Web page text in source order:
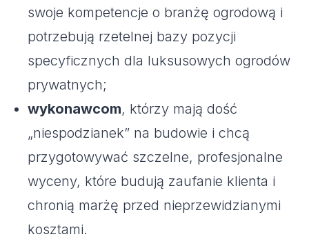
swoje kompetencje o branżę ogrodową i
potrzebują rzetelnej bazy pozycji
specyficznych dla luksusowych ogrodów
prywatnych;
wykonawcom, którzy mają dość
„niespodzianek” na budowie i chcą
przygotowywać szczelne, profesjonalne
wyceny, które budują zaufanie klienta i
chronią marżę przed nieprzewidzianymi
kosztami.